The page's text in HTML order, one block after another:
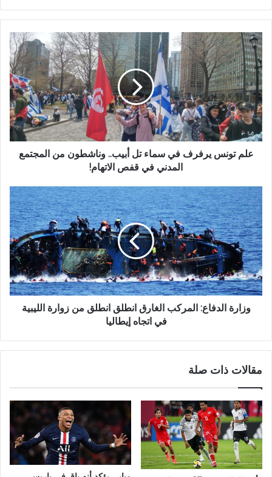
علم تونس يرفرف في سماء تل أبيب.. وناشطون من المجتمع
المدني في قفص الاتهام!
وزارة الدفاع: المركب الغارق انطلق انطلق من زوارة الليبية
في اتجاه إيطاليا
مقالات ذات صلة